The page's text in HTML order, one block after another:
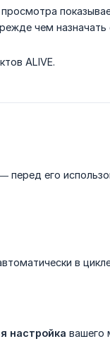
чем назначать
ALIVE.
его
в
настройка вашего